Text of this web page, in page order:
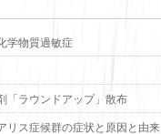
学物質過敏症
「ラウンドアップ」散布
リス症候群の症状と原因と由来